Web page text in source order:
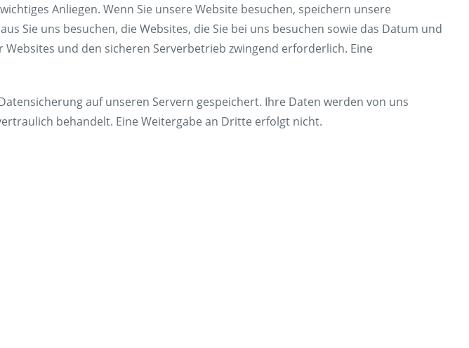
Service
Bestellung Infomaterial
Interaktive Karte
Fundsachen
Zügig erklärt
Unternehmen
Über uns
Karriere
Presse
Umwelt & Nachhaltigkeit
Anliegen. Wenn Sie unsere Website besuchen, speichern unsere
Sie uns besuchen, die Websites, die Sie bei uns besuchen sowie das Datum und
und den sicheren Serverbetrieb zwingend erforderlich. Eine
auf unseren Servern gespeichert. Ihre Daten werden von uns
behandelt. Eine Weitergabe an Dritte erfolgt nicht.